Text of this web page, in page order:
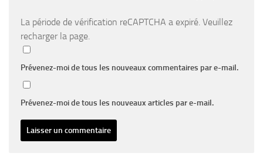
La période de vérification reCAPTCHA a expiré. Veuillez
recharger la page.
Prévenez-moi de tous les nouveaux commentaires par e-mail.
Prévenez-moi de tous les nouveaux articles par e-mail.